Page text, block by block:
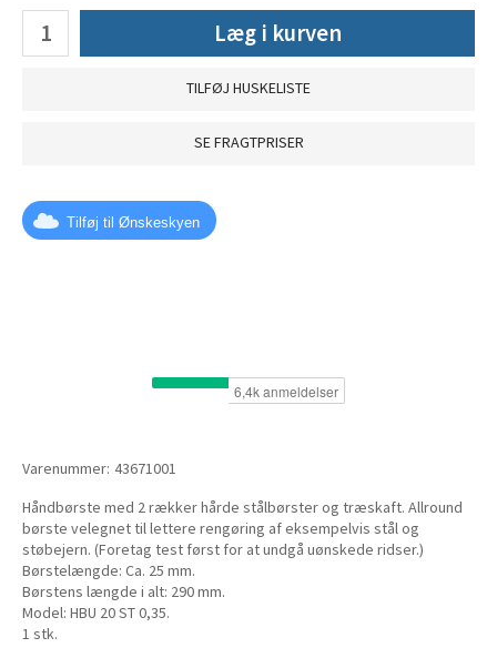
Læg i kurven
TILFØJ HUSKELISTE
SE FRAGTPRISER
Tilføj til Ønskeskyen
Varenummer: 43671001
Håndbørste med 2 rækker hårde stålbørster og træskaft. Allround
børste velegnet til lettere rengøring af eksempelvis stål og
støbejern. (Foretag test først for at undgå uønskede ridser.)
Børstelængde: Ca. 25 mm.
Børstens længde i alt: 290 mm.
Model: HBU 20 ST 0,35.
1 stk.